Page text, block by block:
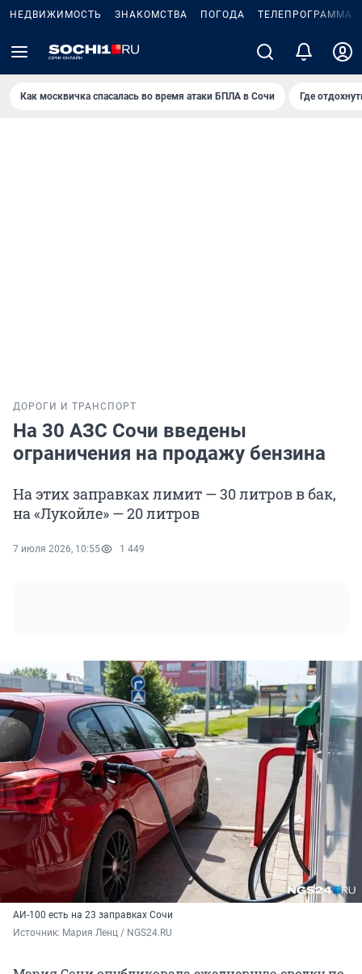
НЕДВИЖИМОСТЬ ЗНАКОМСТВА ПОГОДА ТЕЛЕПРОГРАММА
Как москвичка спасалась во время атаки БПЛА в Сочи Где
ДОРОГИ И ТРАНСПОРТ
На 30 АЗС Сочи введены
ограничения на продажу бензина
На этих заправках лимит — 30 литров в бак,
на «Лукойле» — 20 литров
7 июля 2026, 10:55 1 449
АИ-100 есть на 23 заправках Сочи
Источник: Мария Ленц / NGS24.RU